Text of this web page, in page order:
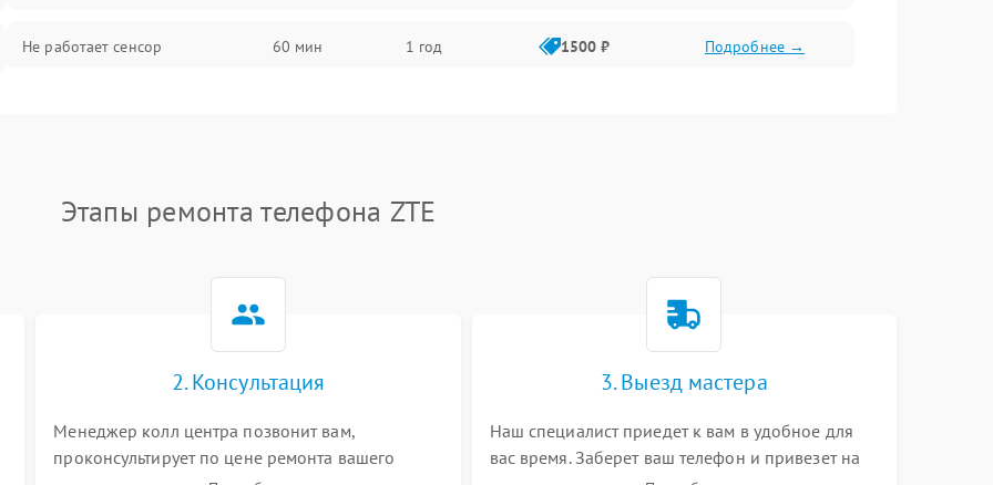
Не работает сенсор 60 мин 1 год 1500 ₽ Подробнее →
Не работает Face ID
Этапы ремонта телефона ZTE
2. Консультация
Менеджер колл центра позвонит вам,
проконсультирует по цене ремонта вашего
3. Выезд мастера
Наш специалист приедет к вам в удобное для
вас время. Заберет ваш телефон и привезет на